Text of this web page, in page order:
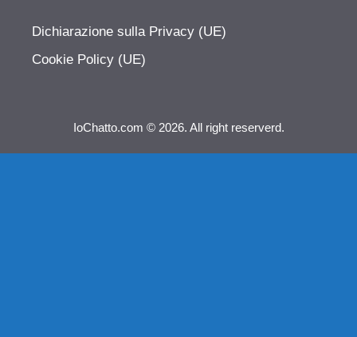
Dichiarazione sulla Privacy (UE)
Cookie Policy (UE)
IoChatto.com © 2026. All right reserverd.